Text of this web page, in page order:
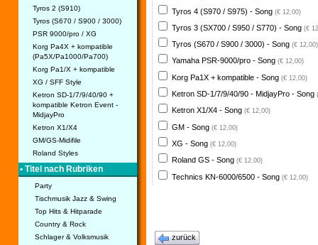
Tyros 2 (S910)
Tyros (S670 / S900 / 3000)
PSR 9000/pro / XG
Korg Pa4X + kompatible
(Pa5X/Pa1000/Pa700)
Korg Pa1/X + kompatible
XG / SFF Style
Ketron SD-1/7/9/40/90 +
kompatible Ketron Event -
MidjayPro
Ketron X1/X4
GM/GS-Midifile
Roland Styles
• Titel nach Rubriken
Party
Tischmusik Jazz & Swing
Top Hits & Hitparade
Country & Rock
Schlager & Volksmusik
Tyros 4 (S970 / S975) - Song (€ 12,00)
Tyros 3 (SX700 / S950 / S770) - Song (€
Tyros (S670 / S900 / 3000) - Song (€ 12,00)
Yamaha PSR-9000/pro - Song (€ 12,00)
Korg Pa1X + kompatible - Song (€ 12,00)
Ketron SD-1/7/9/40/90 - MidjayPro - Song
Ketron X1/X4 - Song (€ 12,00)
GM - Song (€ 12,00)
XG - Song (€ 12,00)
Roland GS - Song (€ 12,00)
Technics KN-6000/6500 - Song (€ 12,00)
zurück